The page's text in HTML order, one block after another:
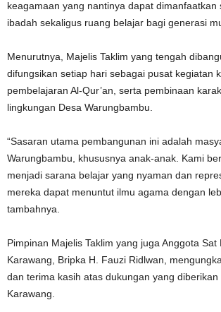
keagamaan yang nantinya dapat dimanfaatkan
ibadah sekaligus ruang belajar bagi generasi
Menurutnya, Majelis Taklim yang tengah
difungsikan setiap hari sebagai pusat kegiatan
pembelajaran Al-Qur’an, serta pembinaan
lingkungan Desa Warungbambu.
“Sasaran utama pembangunan ini adalah
Warungbambu, khususnya anak-anak. Kami
menjadi sarana belajar yang nyaman dan
mereka dapat menuntut ilmu agama dengan
tambahnya.
Pimpinan Majelis Taklim yang juga Anggota Sat
Karawang, Bripka H. Fauzi Ridlwan,
dan terima kasih atas dukungan yang diberikan
Karawang.